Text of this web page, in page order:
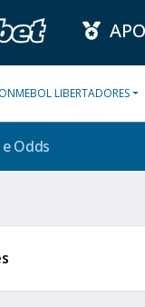
LIBERTADORES
Odds